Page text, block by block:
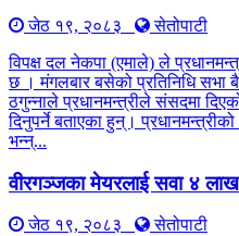
जेठ १९, २०८३
सेतोपाटी
विपक्ष दल नेकपा (एमाले) ले
छ । मंगलबार बसेको प्रतिनिधि सभा
ठगुन्नाले प्रधानमन्त्रीले संसदमा
दिनुपर्ने बताएका हुन्।
भन्न्...
वीरगञ्जका मेयरलाई सवा ४
जेठ १९, २०८३
सेतोपाटी